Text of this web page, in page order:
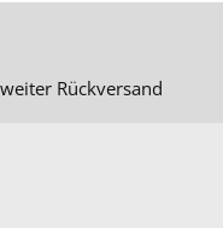
Rückversand